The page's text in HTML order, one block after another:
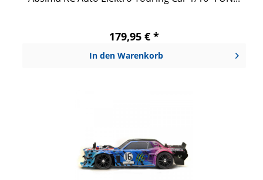
179,95 € *
In den Warenkorb